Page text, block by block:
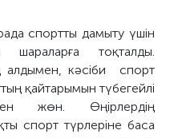
спортты дамыту үшін
шараларға тоқталды.
алдымен, кәсіби спорт
қайтарымын түбегейлі
жөн. Өңірлердің
спорт түрлеріне баса